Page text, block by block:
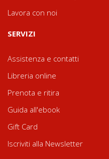
Lavora con noi
SERVIZI
Assistenza e contatti
Libreria online
Prenota e ritira
Guida all'ebook
Gift Card
Iscriviti alla Newsletter